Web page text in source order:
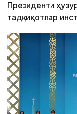
Президенти
тадқиқотлар